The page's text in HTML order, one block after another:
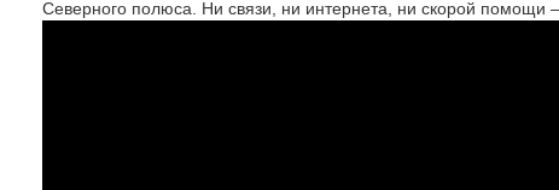
Северного полюса. Ни связи, ни интернета, ни скорой помощи